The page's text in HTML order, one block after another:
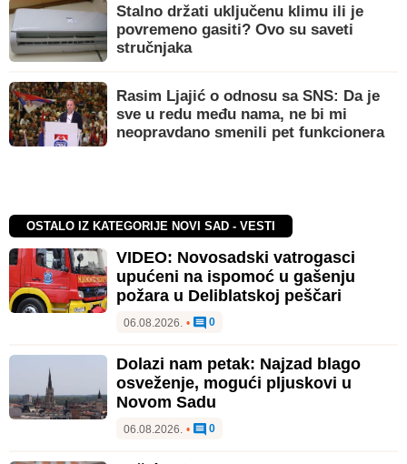
Stalno držati uključenu klimu ili je
povremeno gasiti? Ovo su saveti
stručnjaka
Rasim Ljajić o odnosu sa SNS: Da je
sve u redu među nama, ne bi mi
neopravdano smenili pet funkcionera
OSTALO IZ KATEGORIJE NOVI SAD - VESTI
VIDEO: Novosadski vatrogasci
upućeni na ispomoć u gašenju
požara u Deliblatskoj peščari
06.08.2026. • 0
Dolazi nam petak: Najzad blago
osveženje, mogući pljuskovi u
Novom Sadu
06.08.2026. • 0